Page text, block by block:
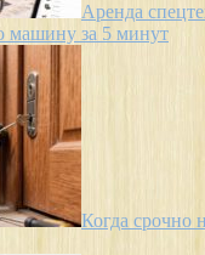
Аренда
машину за 5 минут
Когда срочно